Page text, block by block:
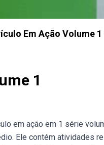
Em Ação Volume 1
1
em ação em 1 série
Ele contém atividades